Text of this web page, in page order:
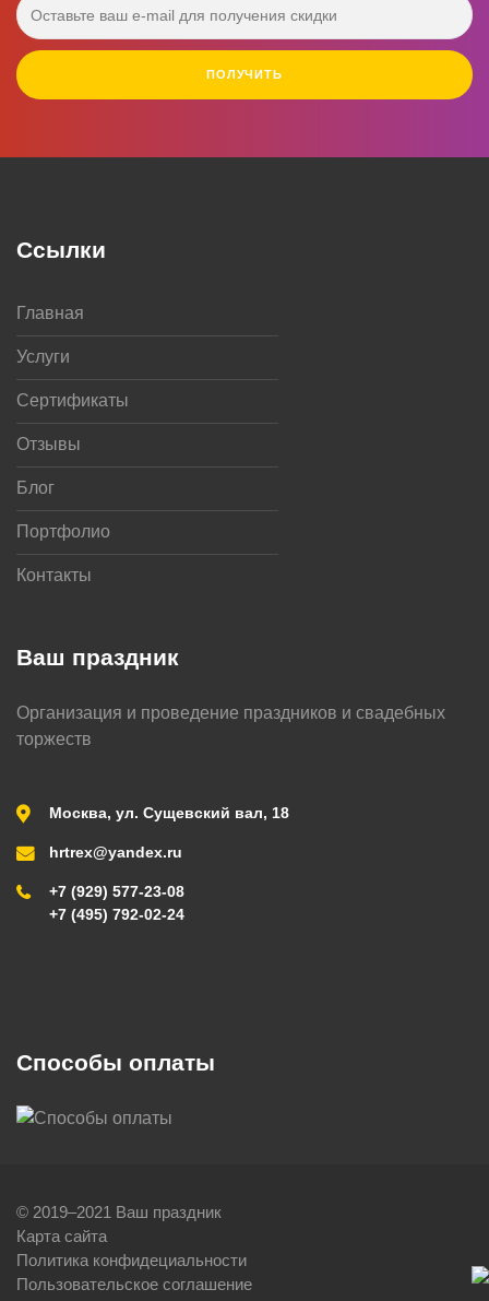
ПОЛУЧИТЬ
Ваш праздник
Организация и проведение праздников и свадебных
торжеств
Москва, ул. Сущевский вал, 18
hrtrex@yandex.ru
+7 (929) 577-23-08
+7 (495) 792-02-24
Ссылки
Главная
Услуги
Сертификаты
Отзывы
Блог
Портфолио
Контакты
Способы оплаты
© 2019–2021 Ваш праздник
Карта сайта
Политика конфидециальности
Пользовательское соглашение